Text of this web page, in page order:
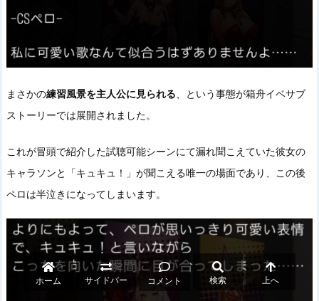
まさかの練習風景を主人公に見られる 、という事態が箱舟イベサブ
ストーリーでは展開されました。
これが冒頭で紹介した試聴可能シーンにて漏れ聞こえていた彼女の
キャラソンと「キュキュ！」が聞こえる唯一の場面であり、この後
ペロは半泣きになってしまいます。
ホーム サイドバー コメント 検索 上へ